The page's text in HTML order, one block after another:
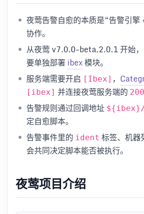
夜莺告警自愈的本质是“告警引擎
协作。
从夜莺 v7.0.0-beta.2.0.1 开始
要单独部署ibex模块。
服务端需要开启 [Ibex] ，
[ibex] 并连接夜莺服务端的
告警规则通过回调地址 ${ibex}/
定自愈脚本。
告警事件里的 ident 标签、机器
会共同决定脚本能否被执行。
夜莺项目介绍